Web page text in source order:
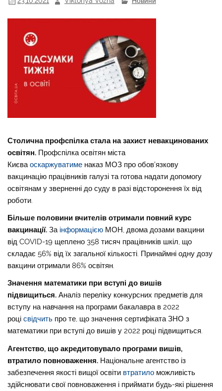
Столична профспілка стала на захист невакцинованих
освітян. Профспілка освітян міста
Києваоскаржуватиме наказ МОЗ про обов’язкову
вакцинацію працівників галузі та готова надати допомогу
освітянам у зверненні до суду в разі відсторонення їх від
роботи.
Більше половини вчителів отримали повний курс
вакцинації. За інформацією МОН, двома дозами вакцини
від COVID-19 щеплено 358 тисяч працівників шкіл, що
складає 56% від їх загальної кількості. Принаймні одну дозу
вакцини отримали 86% освітян.
Значення математики при вступі до вишів
підвищиться. Аналіз переліку конкурсних предметів для
вступу на навчання на програми бакалавра в 2022
роцісвідчить про те, що значення сертифіката ЗНО з
математики при вступі до вишів у 2022 році підвищиться.
Агентство, що акредитовувало програми вишів,
втратило повноваження. Національне агентство із
забезпечення якості вищої освіти втратило можливість
здійснювати свої повноваження і приймати будь-які рішення